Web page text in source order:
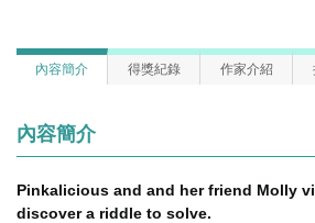
內容簡介 得獎紀錄 作家介紹
內容簡介
Pinkalicious and and her friend Molly
discover a riddle to solve.